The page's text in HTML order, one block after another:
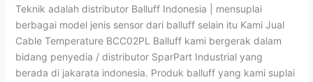
Teknik adalah distributor Balluff Indonesia | mensuplai
berbagai model jenis sensor dari balluff selain itu Kami Jual
Cable Temperature BCC02PL Balluff kami bergerak dalam
bidang penyedia / distributor SparPart Industrial yang
berada di jakarata indonesia. Produk balluff yang kami suplai